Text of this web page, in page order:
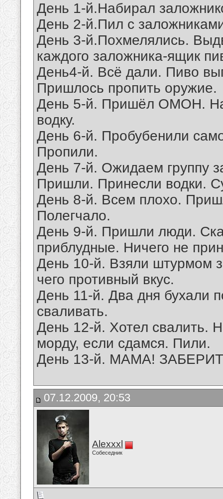
День 1-й.Набирал
День 2-й.Пил с
День 3-й.Похмелялись.
каждого заложника-ящик
День4-й. Всё дали. Пиво
Пришлось пропить оружие.
День 5-й. Пришёл ОМОН.
водку.
День 6-й. Пробубенили
Пропили.
День 7-й. Ожидаем группу
Пришли. Принесли водки.
День 8-й. Всем плохо.
Полегчало.
День 9-й. Пришли люди.
приблудные. Ничего не
День 10-й. Взяли штурмом
чего противный вкус.
День 11-й. Два дня бухали
сваливать.
День 12-й. Хотел свалить.
морду, если сдамся. Пили.
День 13-й. МАМА!
07.12.2009, 20:53
Alexxxl
Собеседник